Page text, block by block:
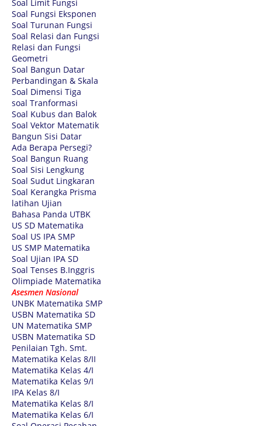
Soal Limit Fungsi
Soal Fungsi Eksponen
Soal Turunan Fungsi
Soal Relasi dan Fungsi
Relasi dan Fungsi
Geometri
Soal Bangun Datar
Perbandingan & Skala
Soal Dimensi Tiga
soal Tranformasi
Soal Kubus dan Balok
Soal Vektor Matematik
Bangun Sisi Datar
Ada Berapa Persegi?
Soal Bangun Ruang
Soal Sisi Lengkung
Soal Sudut Lingkaran
Soal Kerangka Prisma
latihan Ujian
Bahasa Panda UTBK
US SD Matematika
Soal US IPA SMP
US SMP Matematika
Soal Ujian IPA SD
Soal Tenses B.Inggris
Olimpiade Matematika
Asesmen Nasional
UNBK Matematika SMP
USBN Matematika SD
UN Matematika SMP
USBN Matematika SD
Penilaian Tgh. Smt.
Matematika Kelas 8/II
Matematika Kelas 4/I
Matematika Kelas 9/I
IPA Kelas 8/I
Matematika Kelas 8/I
Matematika Kelas 6/I